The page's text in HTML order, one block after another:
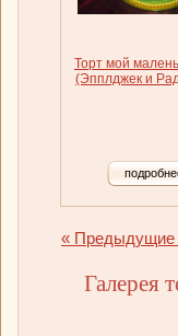
Торт мой
(Эпплджек и
« Предыдущие
Галерея